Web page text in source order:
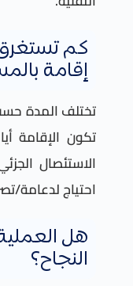
كم
إقامة
تختلف المدة
تكون الإقامة
الاستئصال
احتياج لدعامة/
هل
النجاح؟